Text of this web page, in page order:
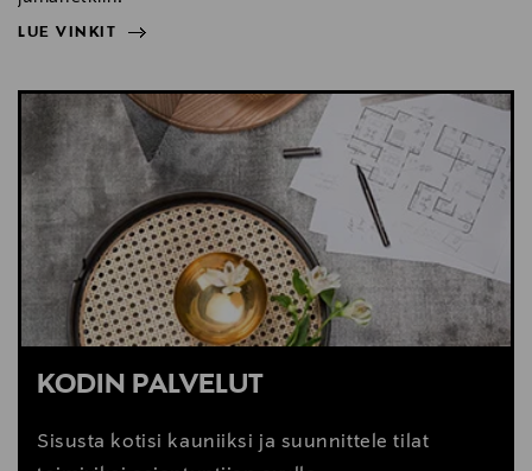
LUE VINKIT
LUE VINKIT
KODIN PALVELUT
Sisusta kotisi kauniiksi ja suunnittele tilat